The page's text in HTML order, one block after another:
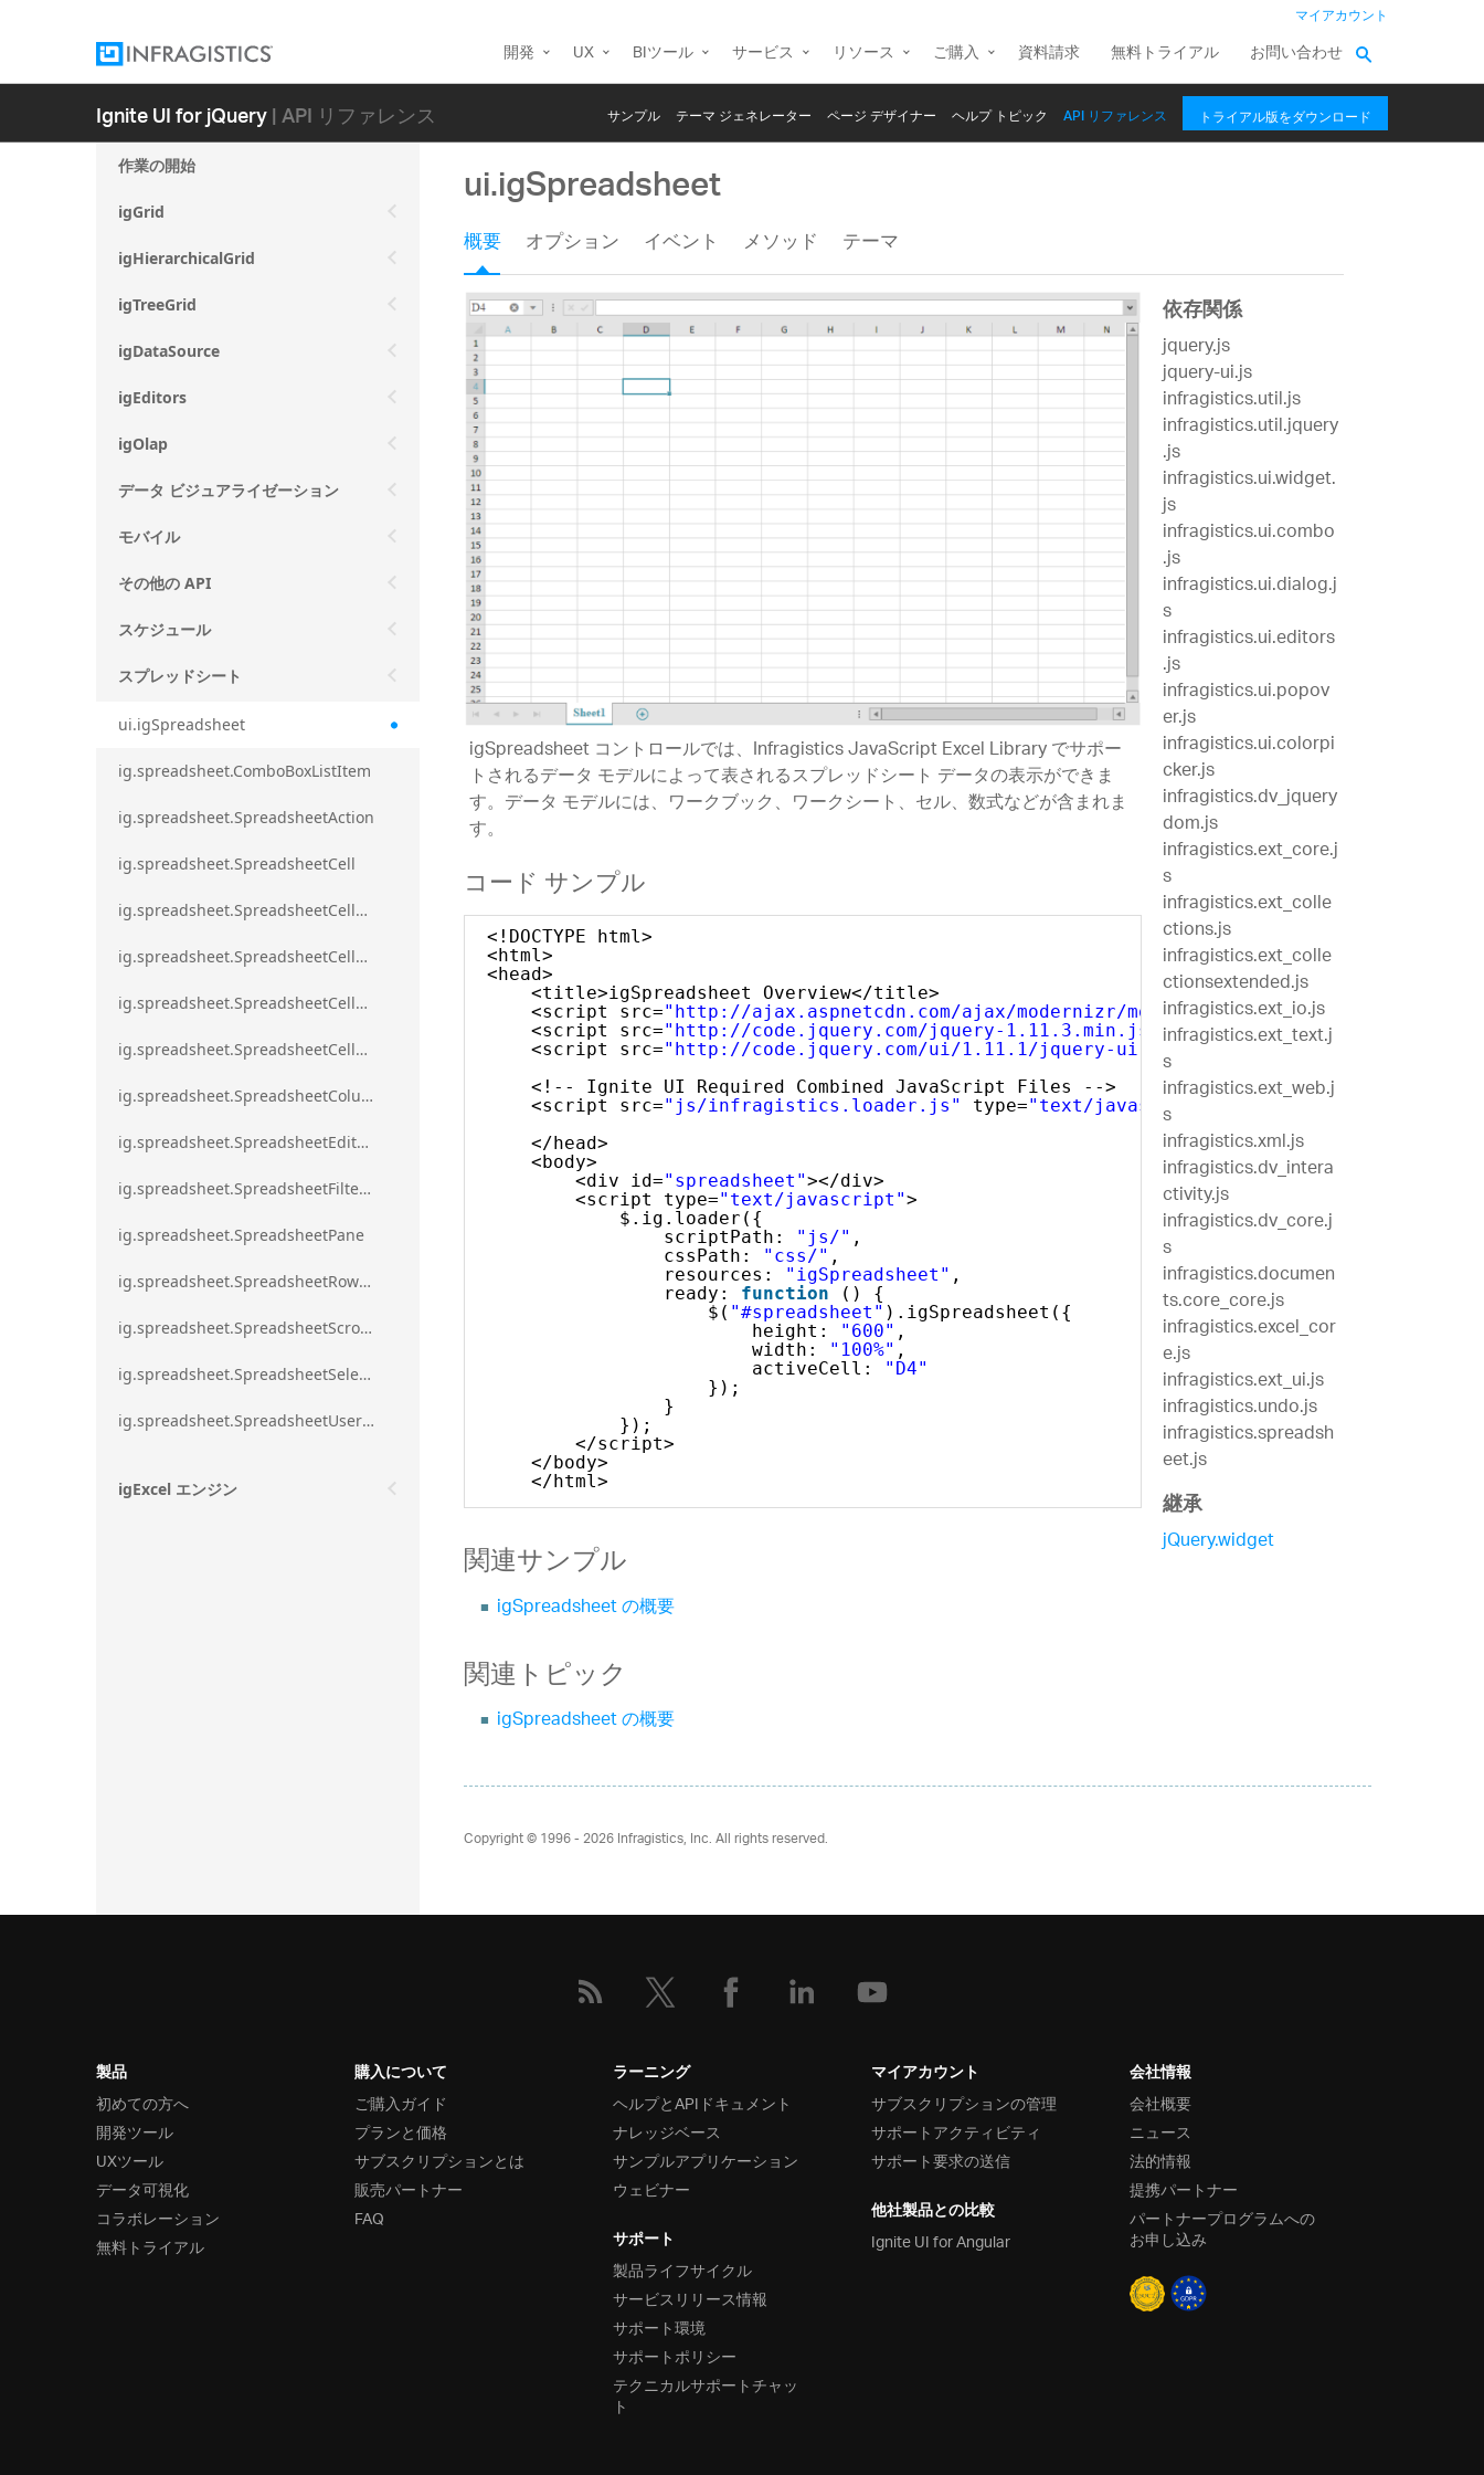
マイアカウント
開発 UX BIツール サービス リソース ご購入 資料請求 無料トライアル お問い合わせ
Ignite UI for jQuery| API リファレンス サンプル テーマ ジェネレーター ページ デザイナー ヘルプ トピック API リファレンス トライアル版をダウンロード
作業の開始
igGrid
igHierarchicalGrid
igTreeGrid
igDataSource
igEditors
igOlap
データ ビジュアライゼーション
モバイル
その他の API
スケジュール
スプレッドシート
ui.igSpreadsheet
ig.spreadsheet.ComboBoxListItem
ig.spreadsheet.SpreadsheetAction
ig.spreadsheet.SpreadsheetCell
ig.spreadsheet.SpreadsheetCellEditMode
ig.spreadsheet.SpreadsheetCellRange
ig.spreadsheet.SpreadsheetCellRangeBorders
ig.spreadsheet.SpreadsheetCellRangeFormat
ig.spreadsheet.SpreadsheetColumnScrollRegion
ig.spreadsheet.SpreadsheetEditModeValidationErrorAction
ig.spreadsheet.SpreadsheetFilterDialogOption
ig.spreadsheet.SpreadsheetPane
ig.spreadsheet.SpreadsheetRowScrollRegion
ig.spreadsheet.SpreadsheetScrollRegion
ig.spreadsheet.SpreadsheetSelection
ig.spreadsheet.SpreadsheetUserPromptTrigger
igExcel エンジン
ui.igSpreadsheet
概要 オプション イベント メソッド テーマ
igSpreadsheet コントロールでは、Infragistics JavaScript Excel Library でサポー
トされるデータ モデルによって表されるスプレッドシート データの表示ができま
す。データ モデルには、ワークブック、ワークシート、セル、数式などが含まれま
す。
コード サンプル
<!DOCTYPE html>
<html>
<head>
<title>igSpreadsheet Overview</title>
<script src="http://ajax.aspnetcdn.com/ajax/modernizr/modernizr-2.8.3.js"
<script src="http://code.jquery.com/jquery-1.11.3.min.js"
></script>
<script src="http://code.jquery.com/ui/1.11.1/jquery-ui.min.js"
></script>
<!-- Ignite UI Required Combined JavaScript Files -->
<script src="js/infragistics.loader.js" type="text/javascript"
</head>
<body>
<div id="spreadsheet"></div>
<script type="text/javascript">
$.ig.loader({
scriptPath:
"js/" ,
cssPath:
"css/" ,
resources:
"igSpreadsheet" ,
ready: function
() {
$( "#spreadsheet" ).igSpreadsheet({
height:
"600" ,
width:
"100%" ,
activeCell:
"D4"
});
}
});
</script>
</body>
</html>
関連サンプル
igSpreadsheet の概要
関連トピック
igSpreadsheet の概要
依存関係
jquery.js
jquery-ui.js
infragistics.util.js
infragistics.util.jquery
.js
infragistics.ui.widget.
js
infragistics.ui.combo
.js
infragistics.ui.dialog.j
s
infragistics.ui.editors
.js
infragistics.ui.popov
er.js
infragistics.ui.colorpi
cker.js
infragistics.dv_jquery
dom.js
infragistics.ext_core.j
s
infragistics.ext_colle
ctions.js
infragistics.ext_colle
ctionsextended.js
infragistics.ext_io.js
infragistics.ext_text.j
s
infragistics.ext_web.j
s
infragistics.xml.js
infragistics.dv_intera
ctivity.js
infragistics.dv_core.j
s
infragistics.documen
ts.core_core.js
infragistics.excel_cor
e.js
infragistics.ext_ui.js
infragistics.undo.js
infragistics.spreadsh
eet.js
継承
jQuery.widget
Copyright © 1996 - 2026Infragistics, Inc. All rights reserved.
製品
初めての方へ
開発ツール
UXツール
データ可視化
コラボレーション
無料トライアル
購入について
ご購入ガイド
プランと価格
サブスクリプションとは
販売パートナー
FAQ
ラーニング
ヘルプとAPIドキュメント
ナレッジベース
サンプルアプリケーション
ウェビナー
サポート
製品ライフサイクル
サービスリリース情報
サポート環境
サポートポリシー
テクニカルサポートチャッ
ト
マイアカウント
サブスクリプションの管理
サポートアクティビティ
サポート要求の送信
他社製品との比較
Ignite UI for Angular
会社情報
会社概要
ニュース
法的情報
提携パートナー
パートナープログラムへの
お申し込み